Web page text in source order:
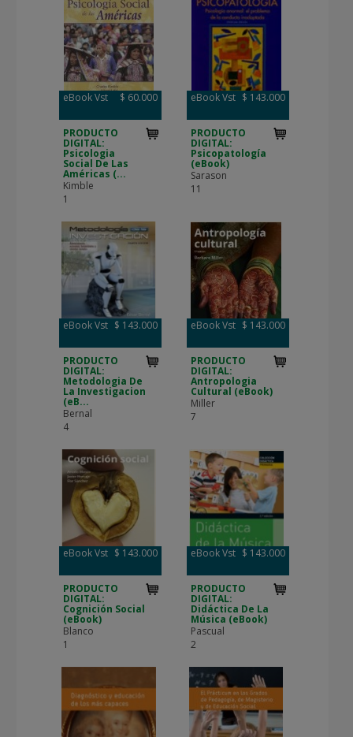
eBook Vst $ 60.000
PRODUCTO
DIGITAL:
Psicologia
Social De Las
Américas (...
Kimble
1
eBook Vst $ 143.000
PRODUCTO
DIGITAL:
Psicopatología
(eBook)
Sarason
11
eBook Vst $ 143.000
PRODUCTO
DIGITAL:
Metodologia De
La Investigacion
(eB...
Bernal
4
eBook Vst $ 143.000
PRODUCTO
DIGITAL:
Antropologia
Cultural (eBook)
Miller
7
eBook Vst $ 143.000
PRODUCTO
DIGITAL:
Cognición Social
(eBook)
Blanco
1
eBook Vst $ 143.000
PRODUCTO
DIGITAL:
Didáctica De La
Música (eBook)
Pascual
2